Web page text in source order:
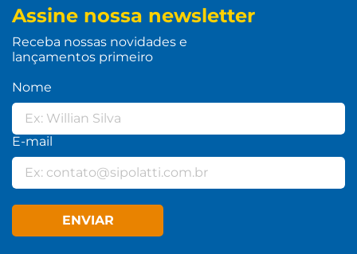
Assine nossa newsletter
Receba nossas novidades e
lançamentos primeiro
Nome
E-mail
ENVIAR